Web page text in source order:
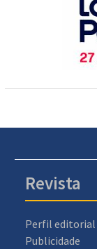
Revista
Perfil editorial
Publicidade